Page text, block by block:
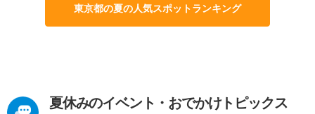
東京都の夏の人気スポットランキング
夏休みのイベント・おでかけトピックス